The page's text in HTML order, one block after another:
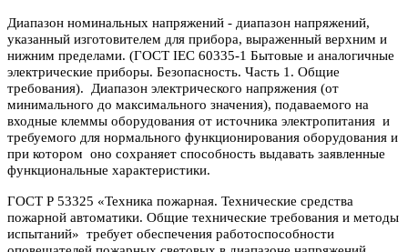
Диапазон номинальных напряжений - диапазон напряжений,
указанный изготовителем для прибора, выраженный верхним и
нижним пределами. (ГОСТ IEC 60335-1 Бытовые и аналогичные
электрические приборы. Безопасность. Часть 1. Общие
требования). Диапазон электрического напряжения (от
минимального до максимального значения), подаваемого на
входные клеммы оборудования от источника электропитания и
требуемого для нормального функционирования оборудования и
при котором оно сохраняет способность выдавать заявленные
функциональные характеристики.
ГОСТ Р 53325 «Техника пожарная. Технические средства
пожарной автоматики. Общие технические требования и методы
испытаний» требует обеспечения работоспособности